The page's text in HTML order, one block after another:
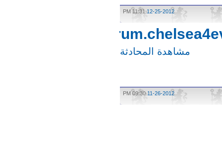
12-25-2012
11:31 PM
http://
مشاهدة المحادثة
11-26-2012
09:30 PM